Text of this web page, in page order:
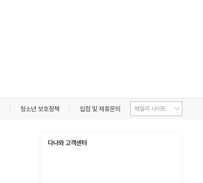
청소년 보호정책 입점 및 제휴문의
다나와 고객센터